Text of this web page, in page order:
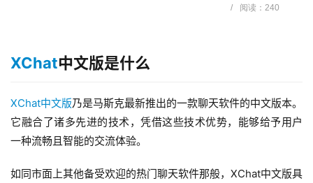
/
阅读： 240
XChat中文版是什么
XChat中文版乃是马斯克最新推出的一款聊天软件的中文版本。
它融合了诸多先进的技术，凭借这些技术优势，能够给予用户
一种流畅且智能的交流体验。
如同市面上其他备受欢迎的热门聊天软件那般，XChat中文版具